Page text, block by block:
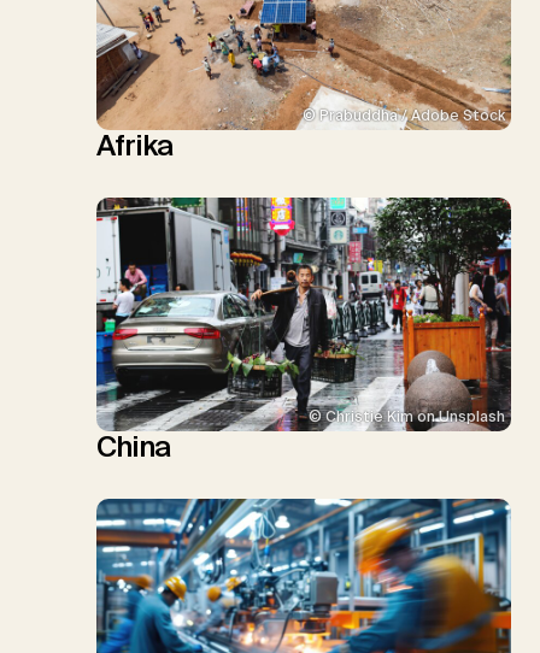
© Prabuddha / Adobe Stock
Afrika
© Christie Kim on Unsplash
China